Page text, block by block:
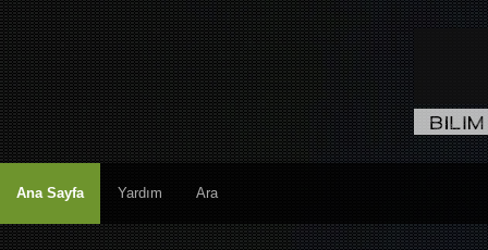
Ana Sayfa Yardım Ara